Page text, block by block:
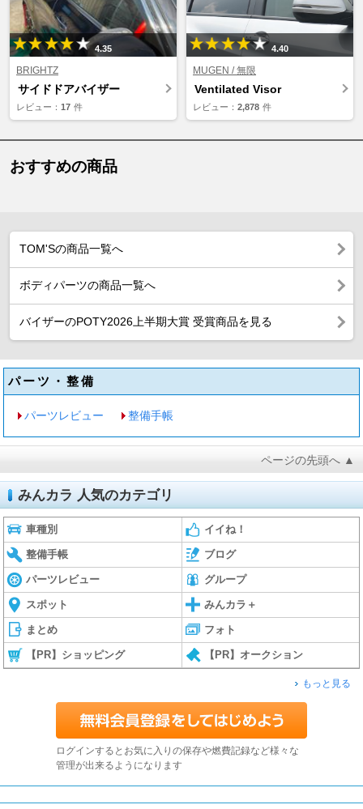
4.35
BRIGHTZ
サイドドアバイザー
レビュー： 17 件
4.40
MUGEN / 無限
Ventilated Visor
レビュー： 2,878 件
おすすめの商品
TOM'Sの商品一覧へ
ボディパーツの商品一覧へ
バイザーのPOTY2026上半期大賞 受賞商品を見る
パーツ・整備
パーツレビュー 整備手帳
ページの先頭へ ▲
みんカラ 人気のカテゴリ
車種別 イイね！
整備手帳 ブログ
パーツレビュー グループ
スポット みんカラ＋
まとめ フォト
【PR】ショッピング 【PR】オークション
もっと見る
ログインするとお気に入りの保存や燃費記録など様々な
管理が出来るようになります